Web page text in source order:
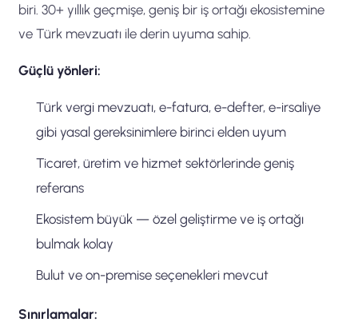
biri. 30+ yıllık geçmişe, geniş bir iş ortağı ekosistemine
ve Türk mevzuatı ile derin uyuma sahip.
Güçlü yönleri:
Türk vergi mevzuatı, e-fatura, e-defter, e-irsaliye
gibi yasal gereksinimlere birinci elden uyum
Ticaret, üretim ve hizmet sektörlerinde geniş
referans
Ekosistem büyük — özel geliştirme ve iş ortağı
bulmak kolay
Bulut ve on-premise seçenekleri mevcut
Sınırlamalar: